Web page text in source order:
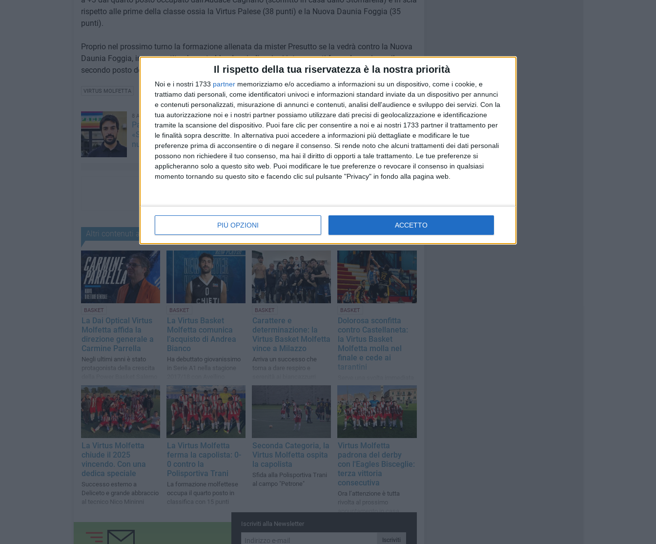
Il rispetto della tua riservatezza è la nostra priorità
Noi e i nostri 1733 partner memorizziamo e/o accediamo a informazioni su un dispositivo, come i cookie, e
trattiamo dati personali, come identificatori univoci e informazioni standard inviate da un dispositivo per annunci
e contenuti personalizzati, misurazione di annunci e contenuti, analisi dell'audience e sviluppo dei servizi. Con la
tua autorizzazione noi e i nostri partner possiamo utilizzare dati precisi di geolocalizzazione e identificazione
tramite la scansione del dispositivo. Puoi fare clic per consentire a noi e ai nostri 1733 partner il trattamento per
le finalità sopra descritte. In alternativa puoi accedere a informazioni più dettagliate e modificare le tue
preferenze prima di acconsentire o di negare il consenso. Si rende noto che alcuni trattamenti dei dati personali
possono non richiedere il tuo consenso, ma hai il diritto di opporti a tale trattamento. Le tue preferenze si
applicheranno solo a questo sito web. Puoi modificare le tue preferenze o revocare il consenso in qualsiasi
momento tornando su questo sito e facendo clic sul pulsante "Privacy" in fondo alla pagina web.
PIÙ OPZIONI ACCETTO
rispetto alle prime della classe ossia la Virtus Palese (38 punti) e la Nuova Daunia Foggia (35
punti).
Proprio nel prossimo turno la formazione allenata da mister Presutto se la vedrà contro la Nuova
Daunia Foggia, in una partita che potrebbe dare indicazioni interessanti facendo capire se il
secondo posto del girone A di Prima Categoria può essere solo un sogno o anche realtà.
VIRTUS MOLFETTA
8 AGOSTO 2026
Partecipate comunali, Minervini:
«Scelte di competenza per una
nuova fase di governo»
8 AGOSTO 2026
"Estate Sicuri", ad agosto
assistenza sanitaria e servizi di
supporto sulle spiagge libere
Altri contenuti a tema
BASKET
La Dai Optical Virtus
Molfetta affida la
direzione generale a
Carmine Parrella
Negli ultimi anni è stato
protagonista della crescita
BASKET
La Virtus Basket
Molfetta comunica
l’acquisto di Andrea
Bianco
Ha debuttato giovanissimo
in Serie A1 nella stagione
BASKET
Carattere e
determinazione: la
Virtus Basket Molfetta
vince a Milazzo
Arriva un successo che
torna a dare respiro e
BASKET
Dolorosa sconfitta
contro Castellaneta:
la Virtus Basket
Molfetta molla nel
finale e cede ai
tarantini
per non compromettere gli
obiettivi stagionali
La Virtus Molfetta
chiude il 2025
vincendo. Con una
dedica speciale
Successo esterno a
Deliceto e grande abbraccio
al tecnico Nico Mininni
La Virtus Molfetta
ferma la capolista: 0-
0 contro la
Polisportiva Trani
La formazione molfettese
occupa il quarto posto in
classifica con 15 punti
Seconda Categoria, la
Virtus Molfetta ospita
la capolista
Sfida alla Polisportiva Trani
al campo "Petrone"
Virtus Molfetta
padrona del derby
con l'Eagles Bisceglie:
terza vittoria
consecutiva
Ora l’attenzione è tutta
rivolta al prossimo
appuntamento in casa
Iscriviti alla Newsletter
Iscriviti